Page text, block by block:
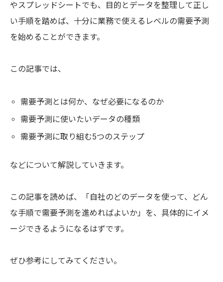
やスプレッドシートでも、目的とデータを整理して正し
い手順を踏めば、十分に業務で使えるレベルの需要予測
を始めることができます。
この記事では、
需要予測とは何か、なぜ必要になるのか
需要予測に使いたいデータの種類
需要予測に取り組む5つのステップ
などについて解説していきます。
この記事を読めば、「自社のどのデータを使って、どん
な手順で需要予測を進めればよいか」を、具体的にイメ
ージできるようになるはずです。
ぜひ参考にしてみてください。